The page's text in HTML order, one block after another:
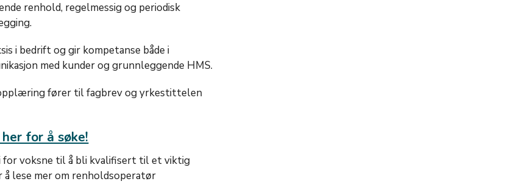
renhold, regelmessig og periodisk
i bedrift og gir kompetanse både i
med kunder og grunnleggende HMS.​
fører til fagbrev og yrkestittelen
for å søke!
voksne til å bli kvalifisert til et viktig
lese mer om renholdsoperatør